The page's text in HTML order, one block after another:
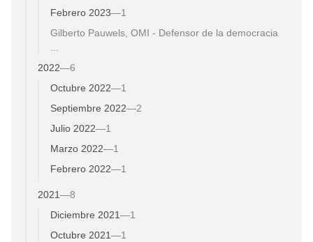
Febrero 2023—1
Gilberto Pauwels, OMI - Defensor de la democracia
2022—6
Octubre 2022—1
Septiembre 2022—2
Julio 2022—1
Marzo 2022—1
Febrero 2022—1
2021—8
Diciembre 2021—1
Octubre 2021—1